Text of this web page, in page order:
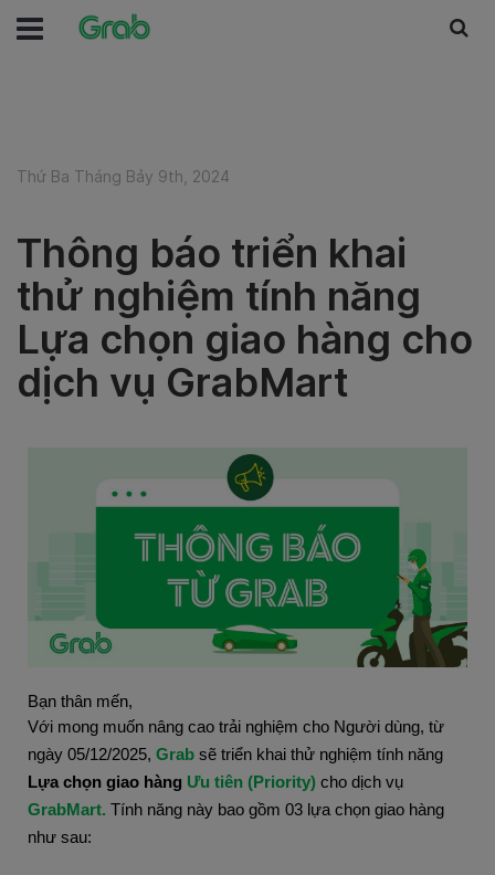
Thứ Ba Tháng Bảy 9th, 2024
Thông báo triển khai
thử nghiệm tính năng
Lựa chọn giao hàng cho
dịch vụ GrabMart
Bạn thân mến,
Với mong muốn nâng cao trải nghiệm cho Người dùng, từ
ngày 05/12/2025, Grab
Lựa chọn giao hàng Ưu tiên (Priority)
GrabMart. Tính năng này bao gồm 03 lựa chọn giao hàng
như sau: